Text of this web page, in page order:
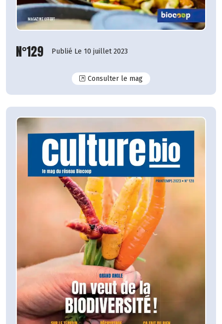
N°129 Publié Le 10 juillet 2023
Consulter le magN°129